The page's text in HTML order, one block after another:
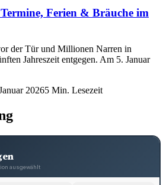
Ferien & Bräuche im
der Tür und Millionen Narren in
Jahreszeit entgegen. Am 5. Januar
20265 Min. Lesezeit
ausgewählt